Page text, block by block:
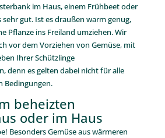
im Haus, einem Frühbeet oder
sehr gut. Ist es draußen warm genug,
Pflanze ins Freiland umziehen. Wir
vor dem Vorziehen von Gemüse, mit
Ihrer Schützlinge
denn es gelten dabei nicht für alle
Bedingungen.
beheizten
oder im Haus
Besonders Gemüse aus wärmeren